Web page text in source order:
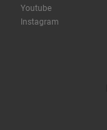
Youtube
Instagram